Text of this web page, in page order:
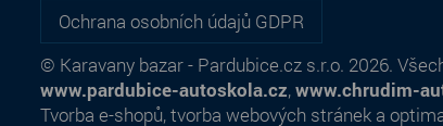
Ochrana osobních údajů GDPR
© Karavany bazar - Pardubice.cz s.r.o. 2026.
www.pardubice-autoskola.cz,www.chrudim-
Tvorba e-shopů,tvorba webových stránek a